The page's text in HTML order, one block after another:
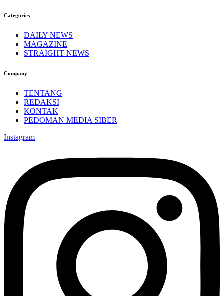
Categories
DAILY NEWS
MAGAZINE
STRAIGHT NEWS
Company
TENTANG
REDAKSI
KONTAK
PEDOMAN MEDIA SIBER
Instagram